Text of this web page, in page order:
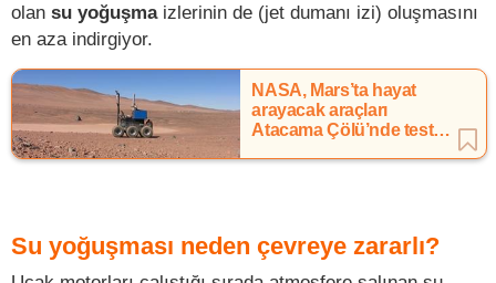
olan su yoğuşma izlerinin de (jet dumanı izi) oluşmasını
en aza indirgiyor.
NASA, Mars’ta hayat
arayacak araçları
Atacama Çölü’nde test
Su yoğuşması neden çevreye zararlı?